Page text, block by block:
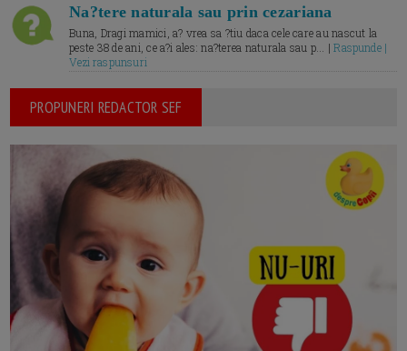
Na?tere naturala sau prin cezariana
Buna, Dragi mamici, a? vrea sa ?tiu daca cele care au nascut la
peste 38 de ani, ce a?i ales: na?terea naturala sau p... |Raspunde |
Vezi raspunsuri
PROPUNERI REDACTOR SEF